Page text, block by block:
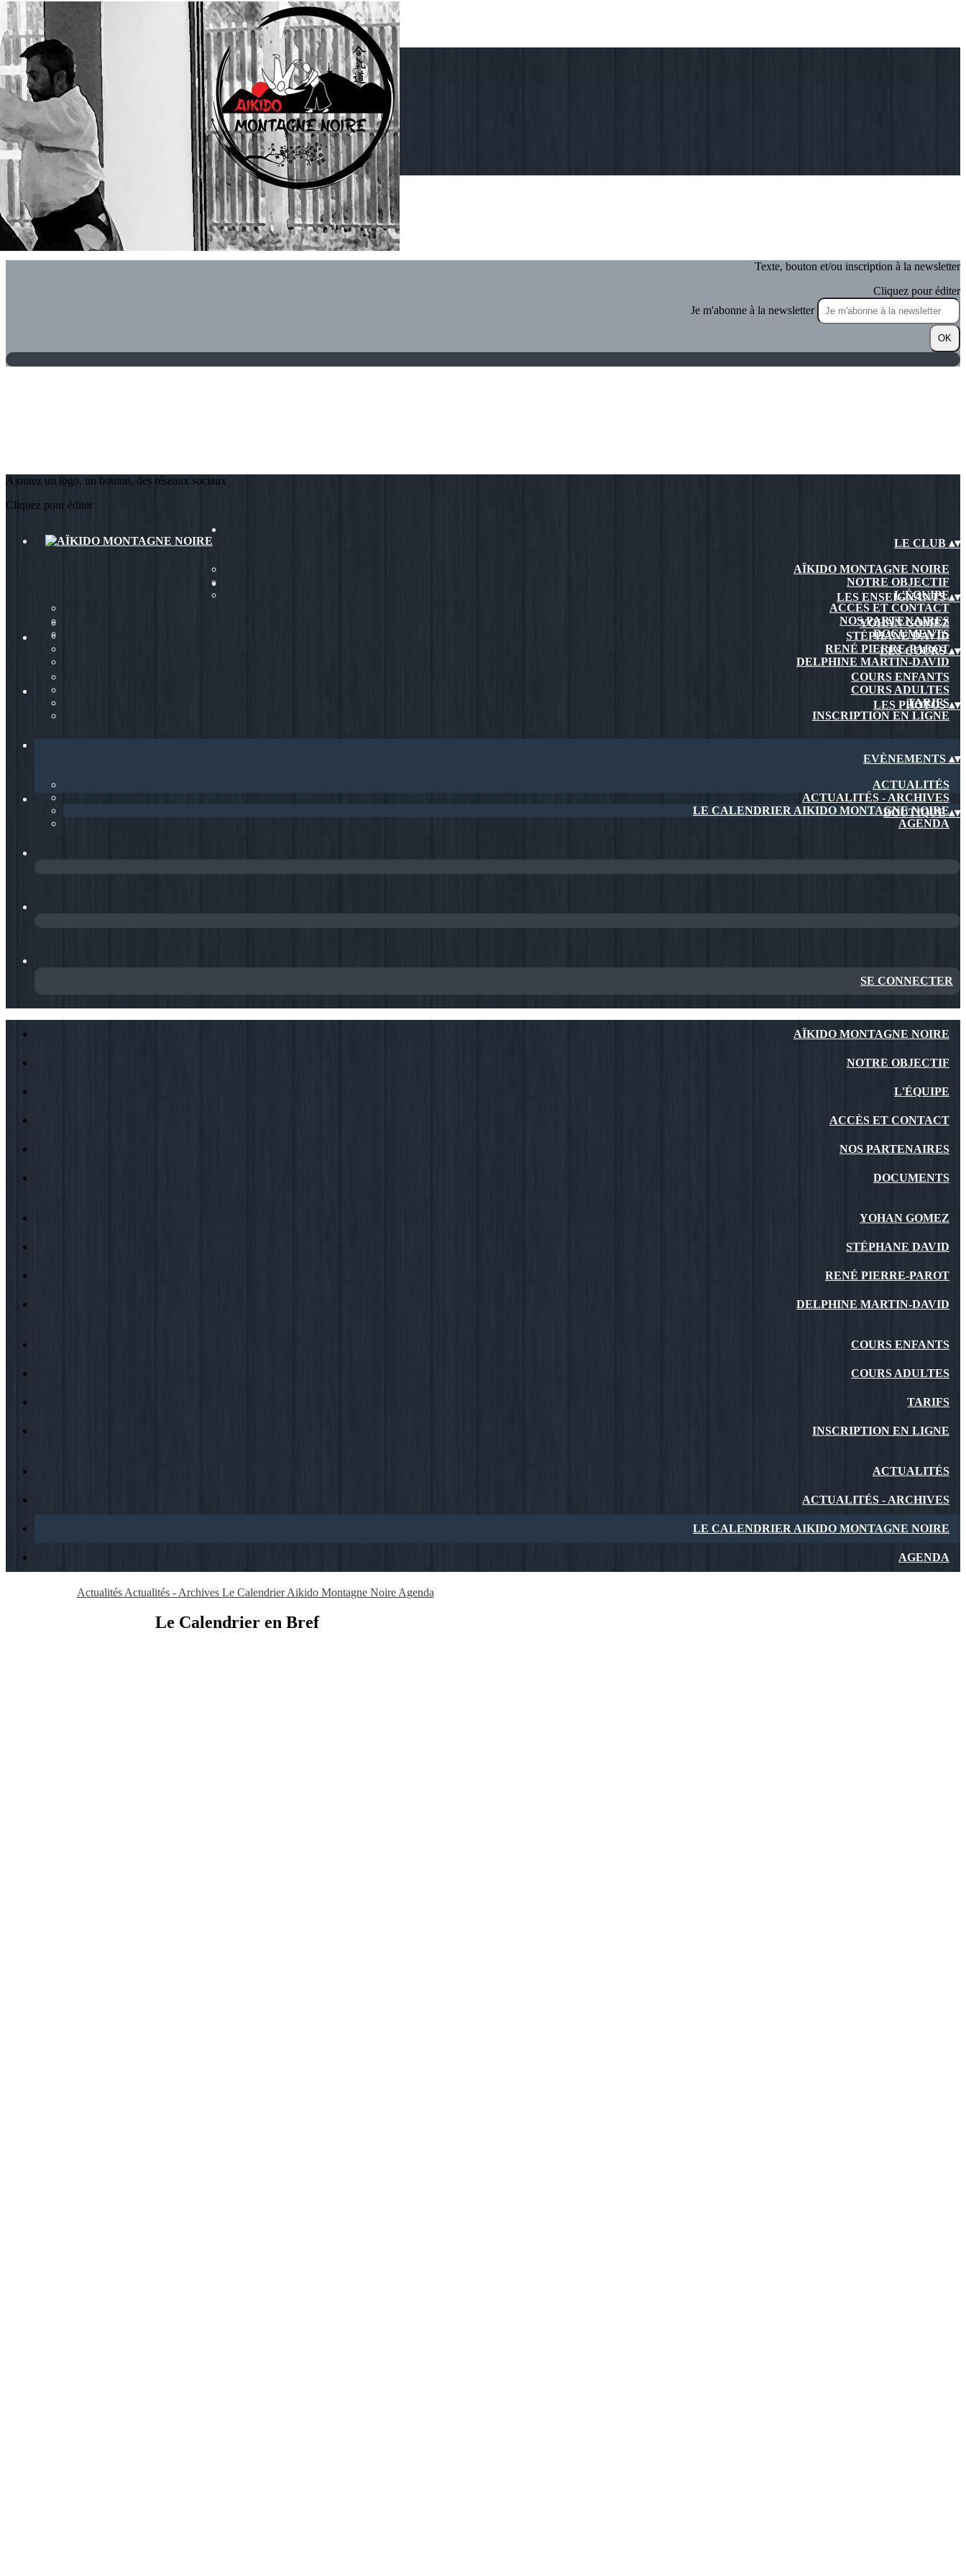
Exporter les lignes sélectionnées
Exporter toutes les colonnes
Exporter uniquement les colonnes affichées
Menu
<
Actualités
Actualités - Archives
Le Calendrier Aikido Montagne Noire
Agenda
?>
Images de la page d'accueil
Cliquez pour éditer
Texte, bouton et/ou inscription à la newsletter
Cliquez pour éditer
Je m'abonne à la newsletter
OK
Ajoutez un logo, un bouton, des réseaux sociaux
Cliquez pour éditer
LE CLUB ▴▾
AÏKIDO MONTAGNE NOIRE
NOTRE OBJECTIF
L'ÉQUIPE
ACCÈS ET CONTACT
NOS PARTENAIRES
DOCUMENTS
LES ENSEIGNANTS▴▾
YOHAN GOMEZ
STÉPHANE DAVID
RENÉ PIERRE-PAROT
DELPHINE MARTIN-DAVID
LES COURS▴▾
COURS ENFANTS
COURS ADULTES
TARIFS
INSCRIPTION EN LIGNE
LES PHOTOS▴▾
EVÈNEMENTS ▴▾
ACTUALITÉS
ACTUALITÉS - ARCHIVES
LE CALENDRIER AIKIDO MONTAGNE NOIRE
AGENDA
BOUTIQUE▴▾
SE CONNECTER
AÏKIDO MONTAGNE NOIRE
NOTRE OBJECTIF
L'ÉQUIPE
ACCÈS ET CONTACT
NOS PARTENAIRES
DOCUMENTS
YOHAN GOMEZ
STÉPHANE DAVID
RENÉ PIERRE-PAROT
DELPHINE MARTIN-DAVID
COURS ENFANTS
COURS ADULTES
TARIFS
INSCRIPTION EN LIGNE
ACTUALITÉS
ACTUALITÉS - ARCHIVES
LE CALENDRIER AIKIDO MONTAGNE NOIRE
AGENDA
Actualités Actualités - Archives Le Calendrier Aikido Montagne Noire Agenda
Le Calendrier en Bref